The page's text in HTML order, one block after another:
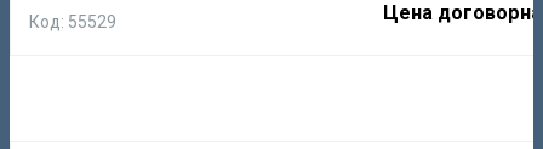
Код: 55529 Цена